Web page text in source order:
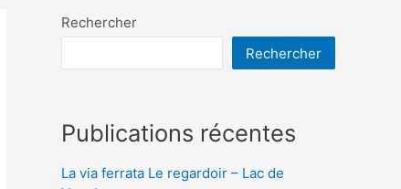
Rechercher
Rechercher
Publications récentes
La via ferrata Le regardoir – Lac de